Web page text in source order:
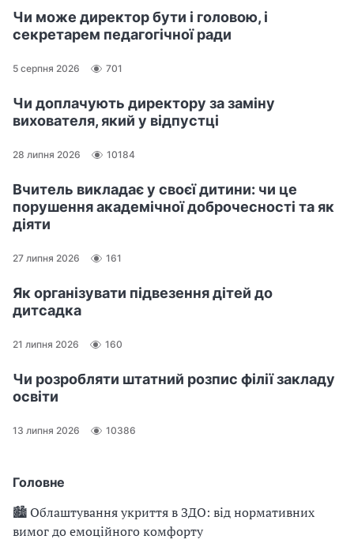
Головне
🏙 Облаштування укриття в ЗДО: від нормативних
вимог до емоційного комфорту
Чи може директор бути і головою, і
секретарем педагогічної ради
5 серпня 2026 701
Чи доплачують директору за заміну
вихователя, який у відпустці
28 липня 2026 10184
Вчитель викладає у своєї дитини: чи це
порушення академічної доброчесності та як
діяти
27 липня 2026 161
Як організувати підвезення дітей до
дитсадка
21 липня 2026 160
Чи розробляти штатний розпис філії закладу
освіти
13 липня 2026 10386